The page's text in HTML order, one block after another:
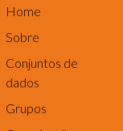
Home
Sobre
Conjuntos de
dados
Grupos